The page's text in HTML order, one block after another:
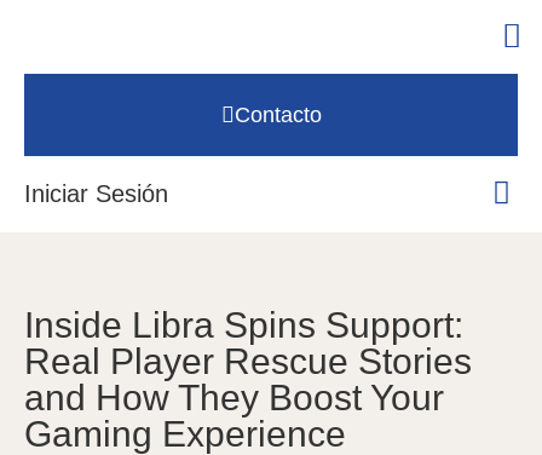
Contacto
Iniciar Sesión
Inside Libra Spins Support:
Real Player Rescue Stories
and How They Boost Your
Gaming Experience